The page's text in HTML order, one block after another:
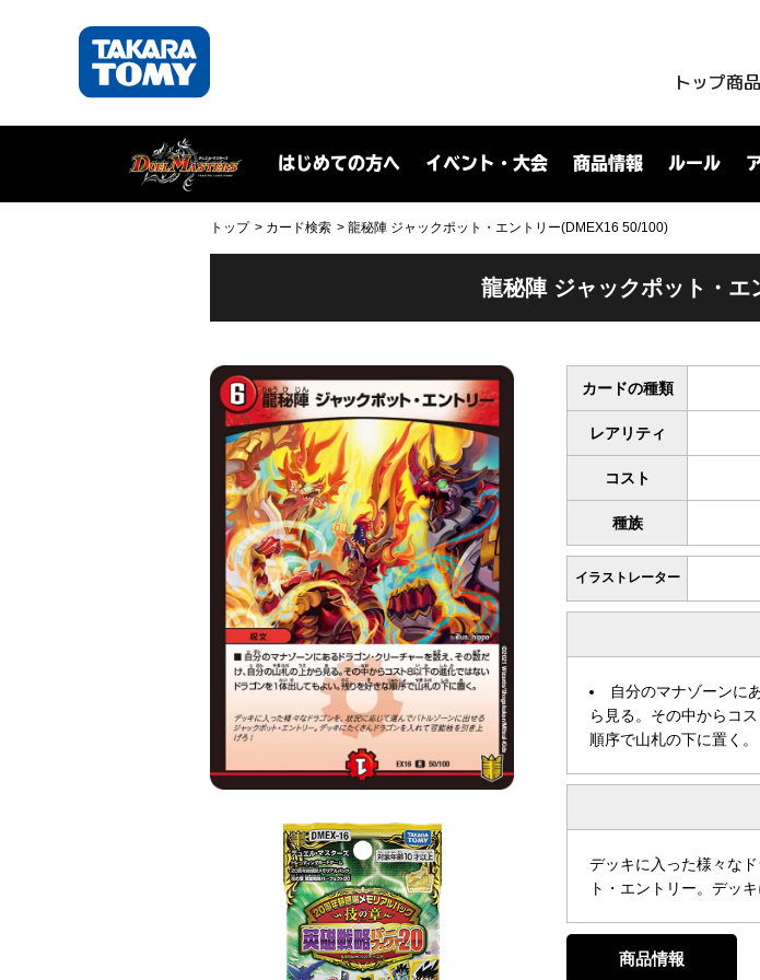
トップ商
はじめての方へ イベント・大会 商品情報 ルール
トップ カード検索 龍秘陣 ジャックポット・エントリー(DMEX16 50/100)
龍秘陣 ジャックポット・エ
カードの種類
レアリティ
コスト
種族
イラストレーター
自分のマナゾーンに
ら見る。その中からコ
順序で山札の下に置く。
デッキに入った様々な
ト・エントリー。デッ
商品情報